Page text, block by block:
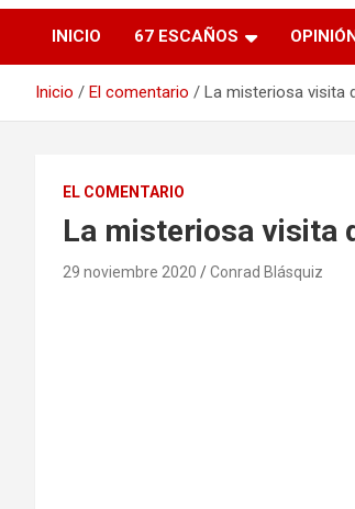
INICIO 67 ESCAÑOS
Inicio El comentario La misteriosa visita
EL COMENTARIO
La misteriosa visita
29 noviembre 2020 Conrad Blásquiz